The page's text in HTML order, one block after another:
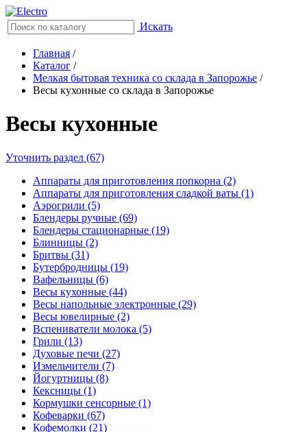
Искать
Главная /
Каталог /
Мелкая бытовая техника со склада в Запорожье /
Весы кухонные со склада в Запорожье
Весы кухонные
Уточнить раздел (67)
Аппараты для приготовления попкорна (2)
Аппараты для приготовления сладкой ваты (1)
Аэрогрили (5)
Блендеры ручные (69)
Блендеры стационарные (19)
Блинницы (2)
Бритвы (31)
Бутербродницы (19)
Вафельницы (6)
Весы кухонные (44)
Весы напольные электронные (29)
Весы ювелирные (2)
Вспениватели молока (5)
Грили (13)
Духовые печи (27)
Измельчители (7)
Йогуртницы (8)
Кексницы (1)
Кормушки сенсорные (1)
Кофеварки (67)
Кофемолки (21)